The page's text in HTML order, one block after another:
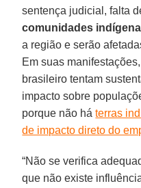
sentença judicial, falta
comunidades
a região e serão
Em suas
brasileiro tentam
impacto sobre
porque não háterras
de impacto direto do
“Não se verifica
que não existe